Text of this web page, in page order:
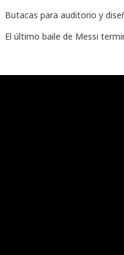
Butacas para auditorio y
El último baile de Messi